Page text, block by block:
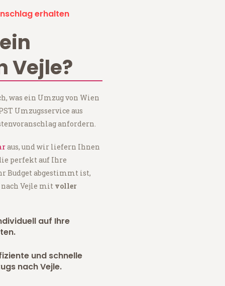
erhalten
Vejle?
was ein Umzug von Wien
Umzugsservice aus
anfordern.
aus, und wir liefern Ihnen
perfekt auf Ihre
Budget abgestimmt ist,
nach Vejle mit voller
auf Ihre
und schnelle
nach Vejle.